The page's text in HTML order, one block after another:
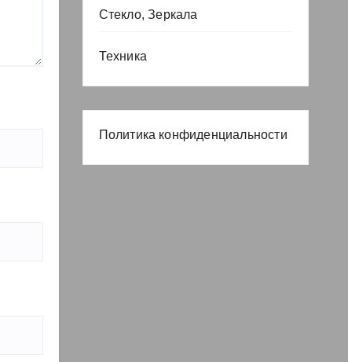
Стекло, Зеркала
Техника
Политика конфиденциальности